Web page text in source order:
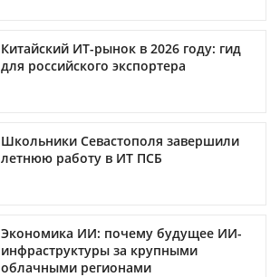
Китайский ИТ-рынок в 2026 году: гид
для российского экспортера
Школьники Севастополя завершили
летнюю работу в ИТ ПСБ
Экономика ИИ: почему будущее ИИ-
инфраструктуры за крупными
облачными регионами